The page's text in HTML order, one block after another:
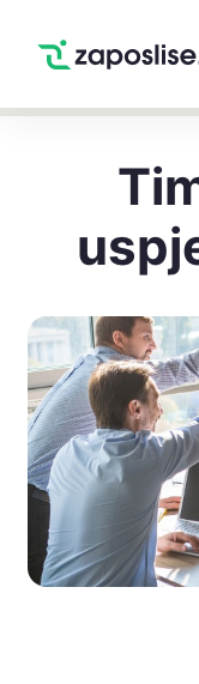
Swipe
Google Play